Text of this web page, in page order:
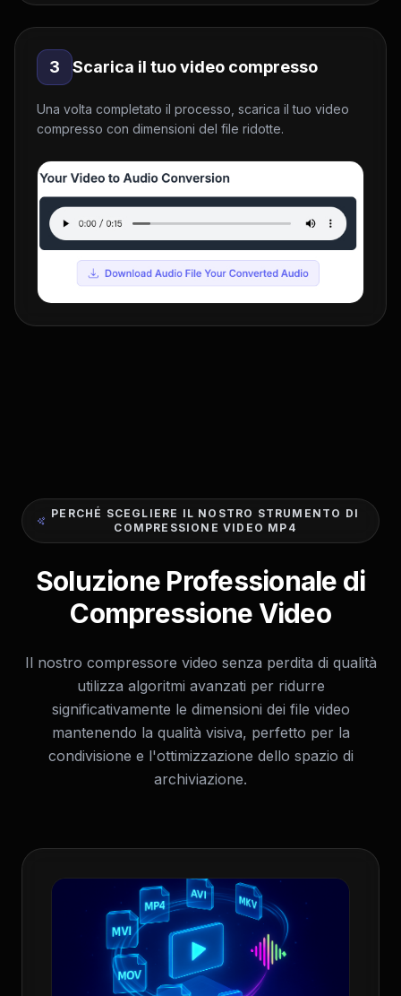
3 Scarica il tuo video compresso
Una volta completato il processo, scarica il tuo video
compresso con dimensioni del file ridotte.
PERCHÉ SCEGLIERE IL NOSTRO STRUMENTO DI
COMPRESSIONE VIDEO MP4
Soluzione Professionale di
Compressione Video
Il nostro compressore video senza perdita di qualità
utilizza algoritmi avanzati per ridurre
significativamente le dimensioni dei file video
mantenendo la qualità visiva, perfetto per la
condivisione e l'ottimizzazione dello spazio di
archiviazione.